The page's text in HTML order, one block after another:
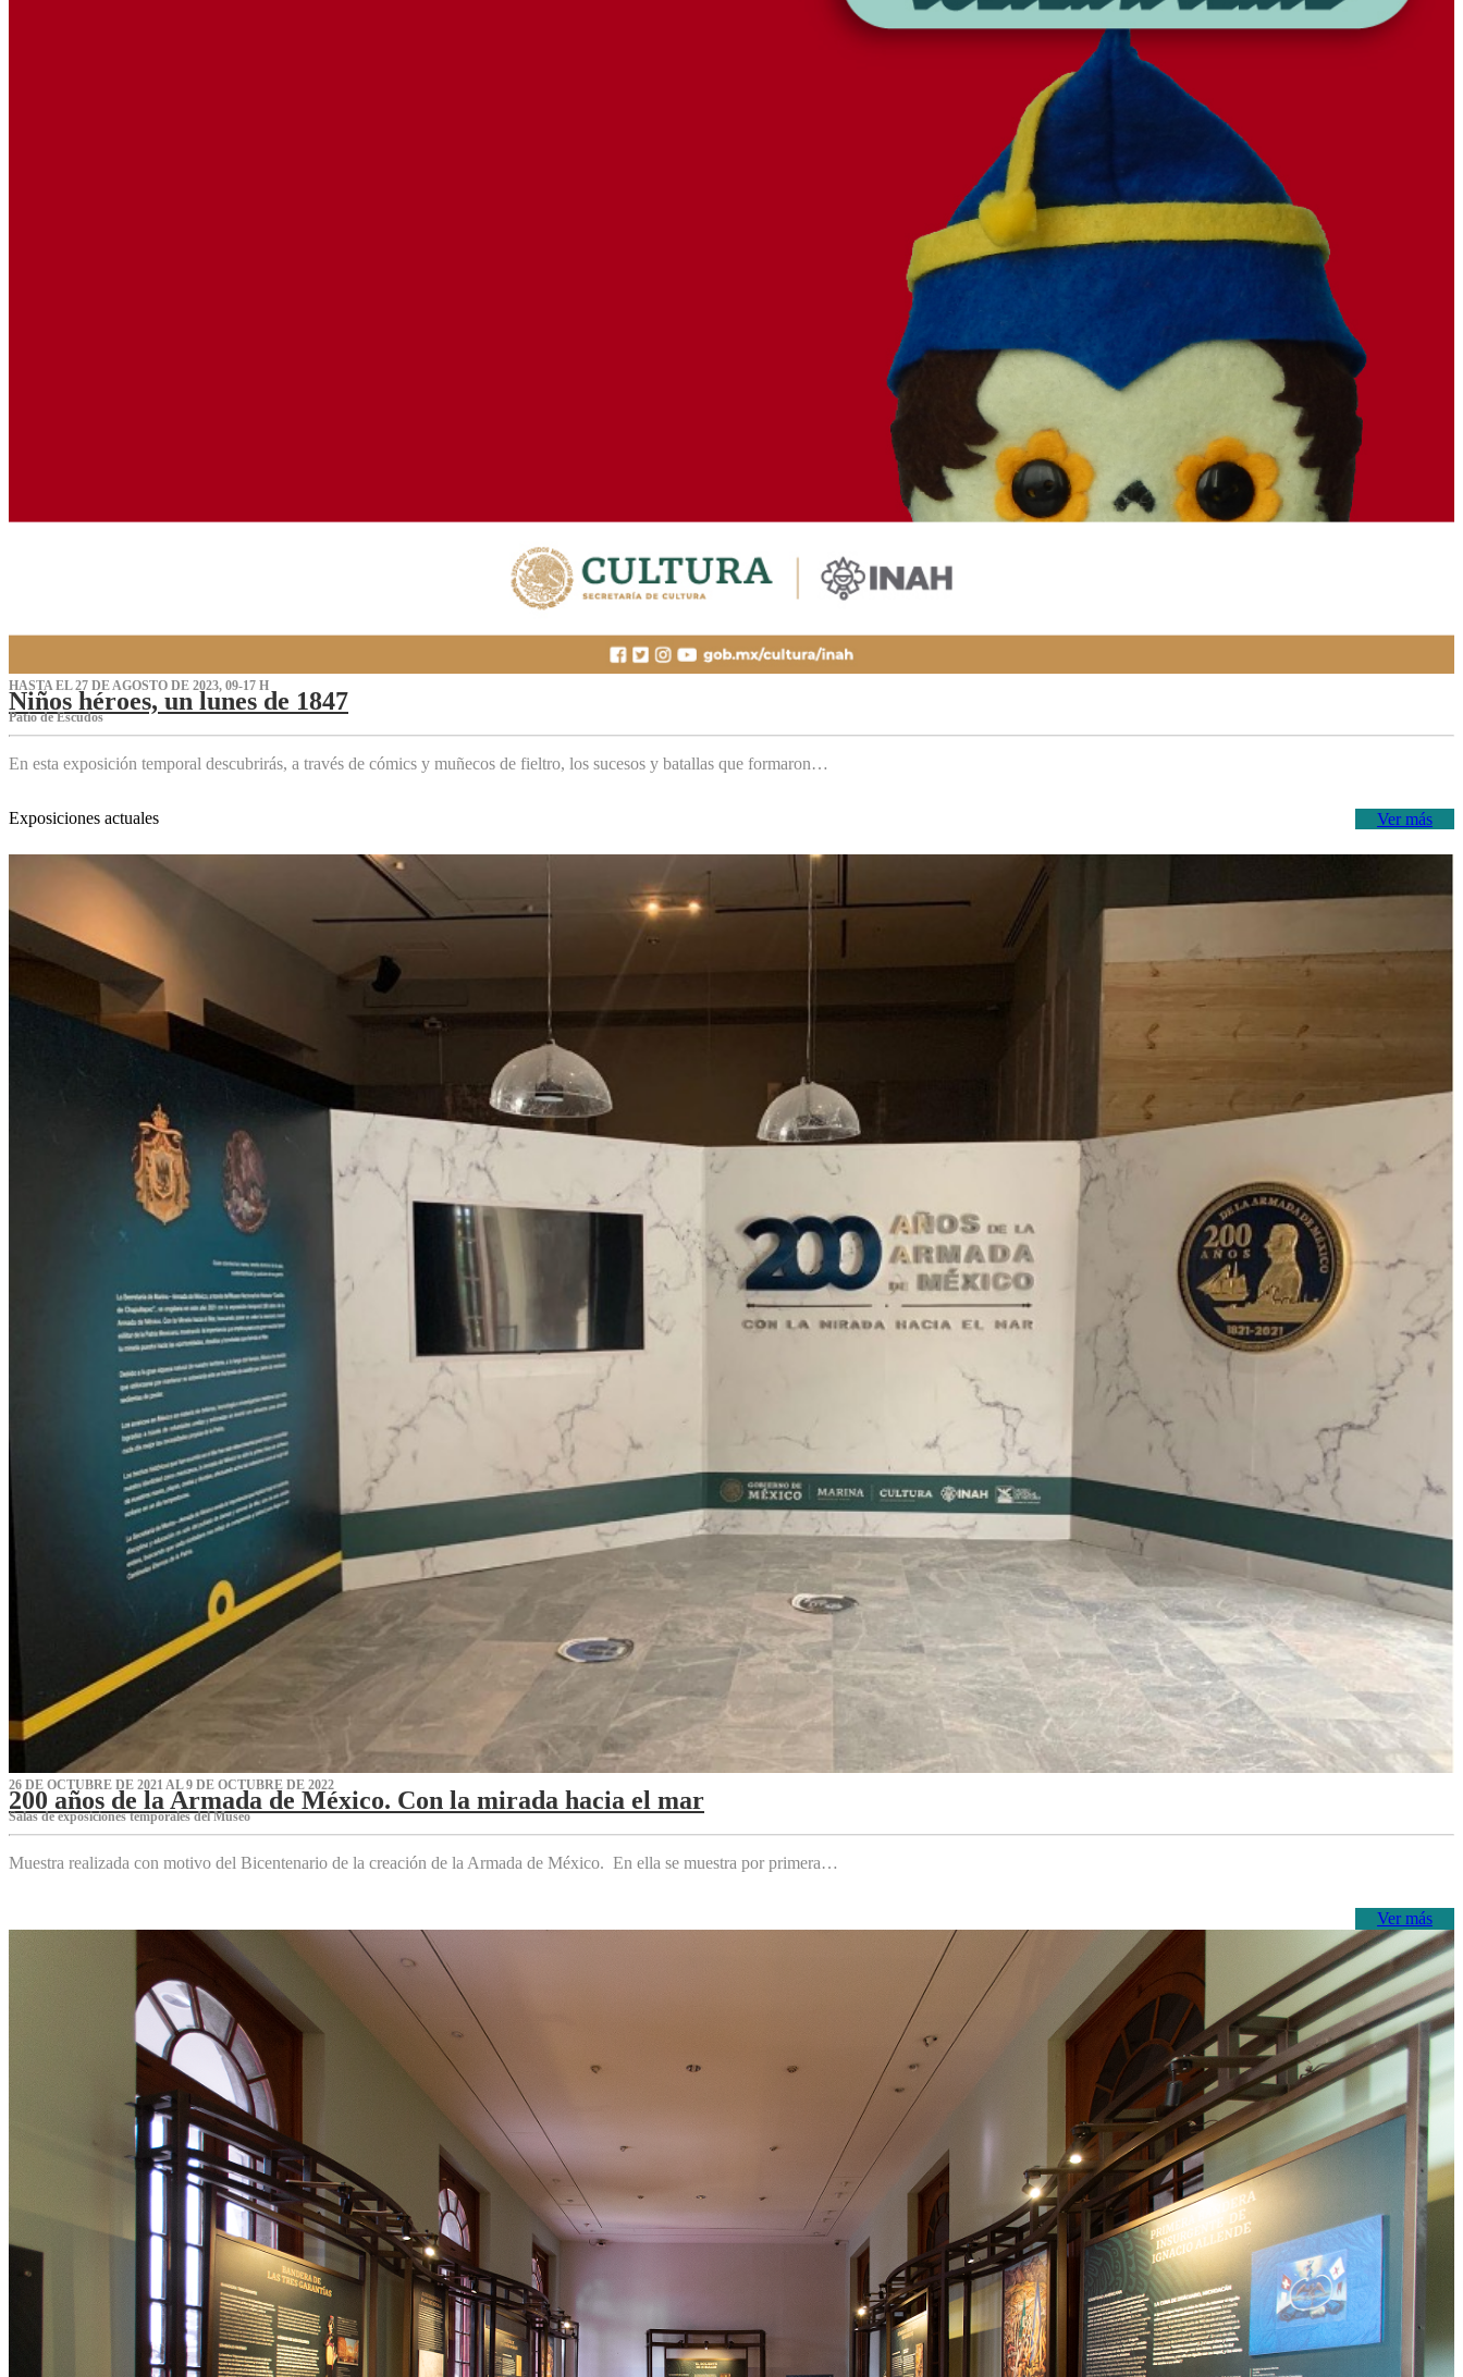
HASTA EL 27 DE AGOSTO DE 2023, 09-17 H
Niños héroes, un lunes de 1847
Patio de Escudos
En esta exposición temporal descubrirás, a través de cómics y muñecos de fieltro, los sucesos y batallas que formaron…
Ver más
Exposiciones actuales
26 DE OCTUBRE DE 2021 AL 9 DE OCTUBRE DE 2022
200 años de la Armada de México. Con la mirada hacia el mar
Salas de exposiciones temporales del Museo‌
Muestra realizada con motivo del Bicentenario de la creación de la Armada de México. En ella se muestra por primera…
Ver más